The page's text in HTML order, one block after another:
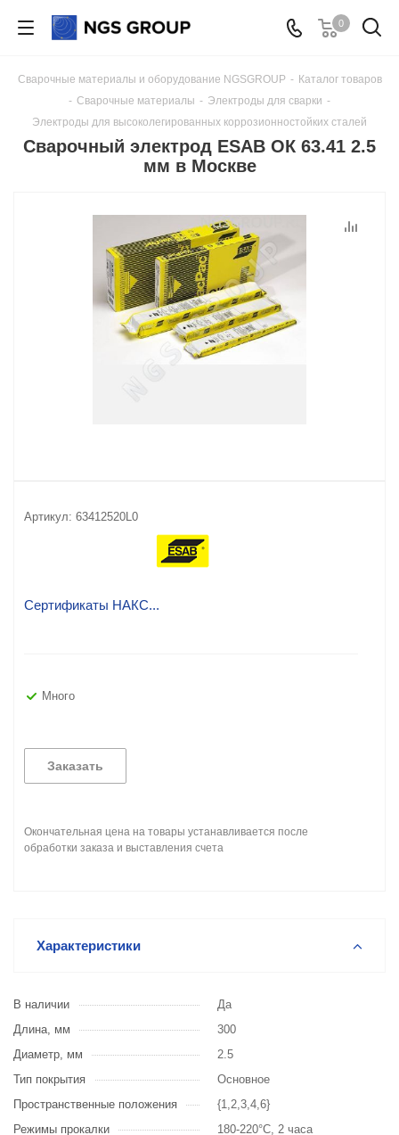
0
Сварочные материалы и оборудование NGSGROUP - Каталог товаров
- Сварочные материалы - Электроды для сварки -
Электроды для высоколегированных коррозионностойких сталей
Сварочный электрод ESAB ОК 63.41 2.5
мм в Москве
Артикул: 63412520L0
Сертификаты НАКС...
Много
Заказать
Окончательная цена на товары устанавливается после
обработки заказа и выставления счета
Характеристики
В наличии
Да
Длина, мм
300
Диаметр, мм
2.5
Тип покрытия
Основное
Пространственные положения
{1,2,3,4,6}
Режимы прокалки
180-220°С, 2 часа